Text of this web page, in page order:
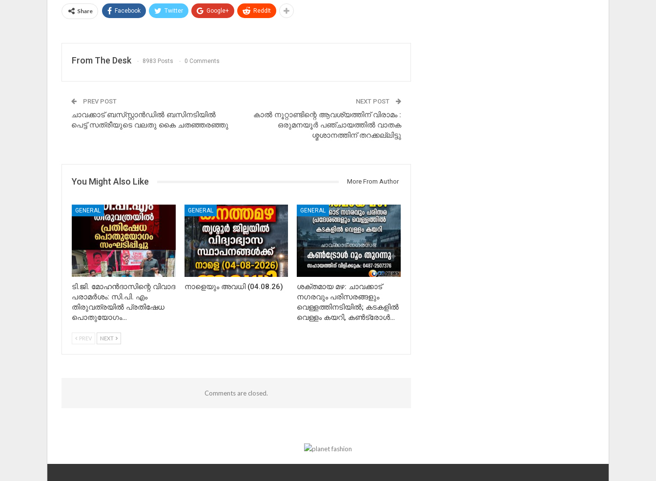
Share Facebook Twitter Google+ ReddIt
From The Desk 8983 Posts 0 Comments
PREV POST
ചാവക്കാട് ബസ്‌സ്റ്റാന്‍ഡില്‍ ബസിനടിയില്‍
പെട്ട് സത്രീയുടെ വലതു കൈ ചതഞ്ഞരഞ്ഞു
NEXT POST
കാല്‍ നൂറ്റാണ്ടിന്റെ ആവശ്യത്തിന് വിരാമം :
ഒരുമനയൂര്‍ പഞ്ചായത്തില്‍ വാതക
ശ്മശാനത്തിന് തറക്കല്ലിട്ടു
You Might Also Like More From Author
GENERAL
ടി.ജി. മോഹൻദാസിന്റെ വിവാദ
പരാമർശം: സി.പി. എം
തിരുവത്രയിൽ പ്രതിഷേധ
പൊതുയോഗം…
GENERAL
നാളെയും അവധി (04.08.26)
GENERAL
ശക്തമായ മഴ: ചാവക്കാട്
നഗരവും പരിസരങ്ങളും
വെള്ളത്തിനടിയിൽ; കടകളിൽ
വെള്ളം കയറി, കൺട്രോൾ…
PREV NEXT
Comments are closed.